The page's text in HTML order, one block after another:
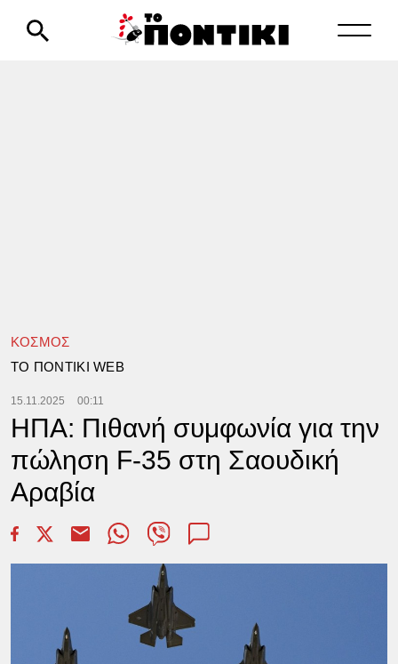
ΚΟΣΜΟΣ
TΟ ΠΟΝΤΙΚΙ WEB
15.11.2025 00:11
ΗΠΑ: Πιθανή συμφωνία για την
πώληση F-35 στη Σαουδική
Αραβία